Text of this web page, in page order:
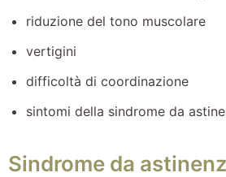
riduzione del tono muscolare
vertigini
difficoltà di coordinazione
sintomi della sindrome da
Sindrome da